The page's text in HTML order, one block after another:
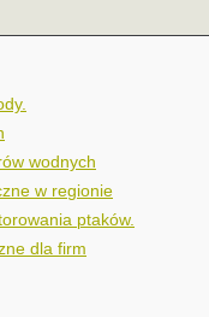
wodnych
w regionie
ptaków.
dla firm